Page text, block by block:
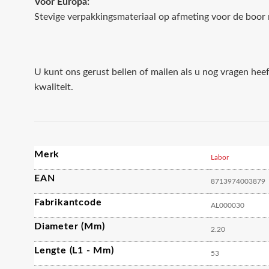
Stevige verpakkingsmateriaal op afmeting voor de boor
U kunt ons gerust bellen of mailen als u nog vragen
kwaliteit.
Merk Labor
EAN 8713974003879
Fabrikantcode AL000030
Diameter (mm) 2.20
Lengte (L1 - Mm) 53